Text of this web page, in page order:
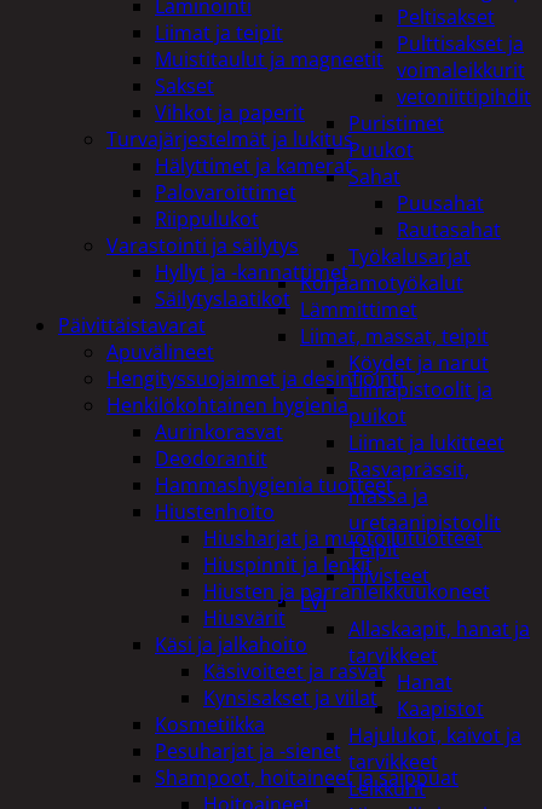
Peltisakset
Pulttisakset ja
voimaleikkurit
vetoniittipihdit
Puristimet
Puukot
Sahat
Puusahat
Rautasahat
Työkalusarjat
Korjaamotyökalut
Lämmittimet
Liimat, massat, teipit
Köydet ja narut
Liimapistoolit ja
puikot
Liimat ja lukitteet
Rasvaprässit,
massa ja
uretaanipistoolit
Teipit
Tiivisteet
LVI
Allaskaapit, hanat ja
tarvikkeet
Hanat
Kaapistot
Hajulukot, kaivot ja
tarvikkeet
Leikkurit
Laminointi
Liimat ja teipit
Muistitaulut ja magneetit
Sakset
Vihkot ja paperit
Turvajärjestelmät ja lukitus
Hälyttimet ja kamerat
Palovaroittimet
Riippulukot
Varastointi ja säilytys
Hyllyt ja -kannattimet
Säilytyslaatikot
Päivittäistavarat
Apuvälineet
Hengityssuojaimet ja desinfiointi
Henkilökohtainen hygienia
Aurinkorasvat
Deodorantit
Hammashygienia tuotteet
Hiustenhoito
Hiusharjat ja muotoilutuotteet
Hiuspinnit ja lenkit
Hiusten ja parranleikkuukoneet
Hiusvärit
Käsi ja jalkahoito
Käsivoiteet ja rasvat
Kynsisakset ja viilat
Kosmetiikka
Pesuharjat ja -sienet
Shampoot, hoitaineet ja saippuat